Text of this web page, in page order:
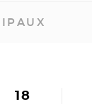
18